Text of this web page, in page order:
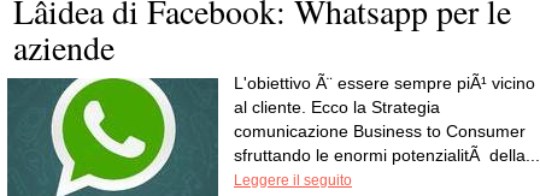
Lâidea di Facebook: Whatsapp per le
aziende
L'obiettivo Ã¨ essere sempre piÃ¹ vicino
al cliente. Ecco la Strategia
comunicazione Business to Consumer
sfruttando le enormi potenzialitÃ della...
Leggere il seguito